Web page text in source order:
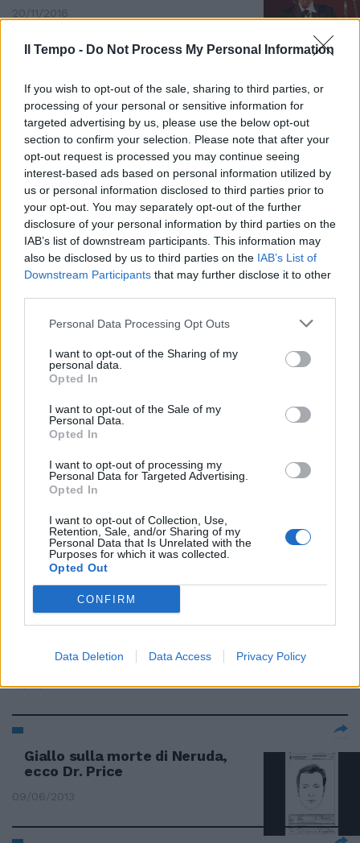
Il Tempo - Do Not Process My Personal Information
If you wish to opt-out of the sale, sharing to third parties, or
processing of your personal or sensitive information for
targeted advertising by us, please use the below opt-out
section to confirm your selection. Please note that after your
opt-out request is processed you may continue seeing
interest-based ads based on personal information utilized by
us or personal information disclosed to third parties prior to
your opt-out. You may separately opt-out of the further
disclosure of your personal information by third parties on the
IAB’s list of downstream participants. This information may
also be disclosed by us to third parties on the IAB’s List of
Downstream Participants that may further disclose it to other
Personal Data Processing Opt Outs
I want to opt-out of the Sharing of my
personal data.
Opted In
I want to opt-out of the Sale of my
Personal Data.
Opted In
I want to opt-out of processing my
Personal Data for Targeted Advertising.
Opted In
I want to opt-out of Collection, Use,
Retention, Sale, and/or Sharing of my
Personal Data that Is Unrelated with the
Purposes for which it was collected.
Opted Out
CONFIRM
Data Deletion Data Access Privacy Policy
20/11/2016
PREMIO PER LA LETTERATURA 2016
Bob Dylan rompe il silenzio e
accetta il Nobel
29/10/2016
MUSICA E LETTERATURA
Anche Mogol era candidato al
Nobel
23/10/2016
L'INTERVENTO
strani Nobel eretici
16/10/2016
Nobel per la Letteratura a Bob
Dylan
16/10/2016
È stato giusto assegnare il
Nobel a Bob Dylan?
16/10/2016
CULTURA IN LUTTO
dagli scandali
16/10/2016
Giallo sulla morte di Neruda,
ecco Dr. Price
09/06/2013